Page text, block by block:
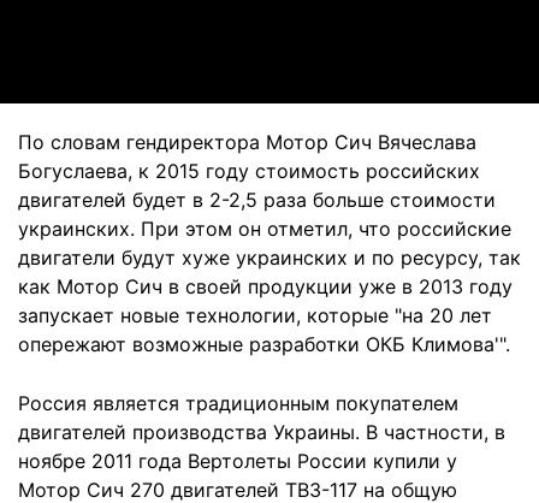
По словам гендиректора Мотор Сич Вячеслава
Богуслаева, к 2015 году стоимость российских
двигателей будет в 2-2,5 раза больше стоимости
украинских. При этом он отметил, что российские
двигатели будут хуже украинских и по ресурсу, так
как Мотор Сич в своей продукции уже в 2013 году
запускает новые технологии, которые "на 20 лет
опережают возможные разработки ОКБ Климова'".
Россия является традиционным покупателем
двигателей производства Украины. В частности, в
ноябре 2011 года Вертолеты России купили у
Мотор Сич 270 двигателей ТВЗ-117 на общую